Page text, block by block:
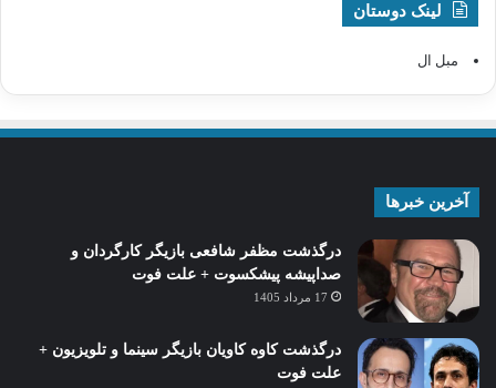
لینک دوستان
مبل ال
آخرین خبرها
درگذشت مظفر شافعی بازیگر کارگردان و
صداپیشه پیشکسوت + علت فوت
17 مرداد 1405
درگذشت کاوه کاویان بازیگر سینما و تلویزیون +
علت فوت